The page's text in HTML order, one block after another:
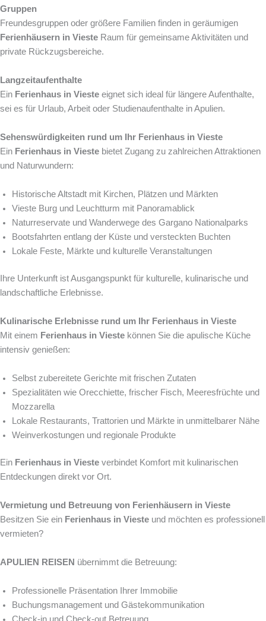
Gruppen
Freundesgruppen oder größere Familien finden in geräumigen
Ferienhäusern in Vieste Raum für gemeinsame Aktivitäten und
private Rückzugsbereiche.
Langzeitaufenthalte
Ein Ferienhaus in Vieste eignet sich ideal für längere Aufenthalte,
sei es für Urlaub, Arbeit oder Studienaufenthalte in Apulien.
Sehenswürdigkeiten rund um Ihr Ferienhaus in Vieste
Ein Ferienhaus in Vieste bietet Zugang zu zahlreichen Attraktionen
und Naturwundern:
Historische Altstadt mit Kirchen, Plätzen und Märkten
Vieste Burg und Leuchtturm mit Panoramablick
Naturreservate und Wanderwege des Gargano Nationalparks
Bootsfahrten entlang der Küste und versteckten Buchten
Lokale Feste, Märkte und kulturelle Veranstaltungen
Ihre Unterkunft ist Ausgangspunkt für kulturelle, kulinarische und
landschaftliche Erlebnisse.
Kulinarische Erlebnisse rund um Ihr Ferienhaus in Vieste
Mit einem Ferienhaus in Vieste können Sie die apulische Küche
intensiv genießen:
Selbst zubereitete Gerichte mit frischen Zutaten
Spezialitäten wie Orecchiette, frischer Fisch, Meeresfrüchte und
Mozzarella
Lokale Restaurants, Trattorien und Märkte in unmittelbarer Nähe
Weinverkostungen und regionale Produkte
Ein Ferienhaus in Vieste verbindet Komfort mit kulinarischen
Entdeckungen direkt vor Ort.
Vermietung und Betreuung von Ferienhäusern in Vieste
Besitzen Sie ein Ferienhaus in Vieste und möchten es professionell
vermieten?
APULIEN REISEN übernimmt die Betreuung:
Professionelle Präsentation Ihrer Immobilie
Buchungsmanagement und Gästekommunikation